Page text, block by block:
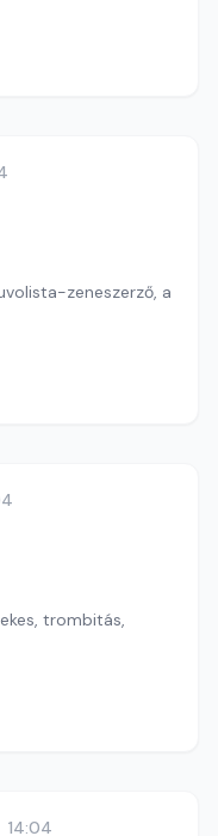
zeneszerző, a
trombitás,
14:04